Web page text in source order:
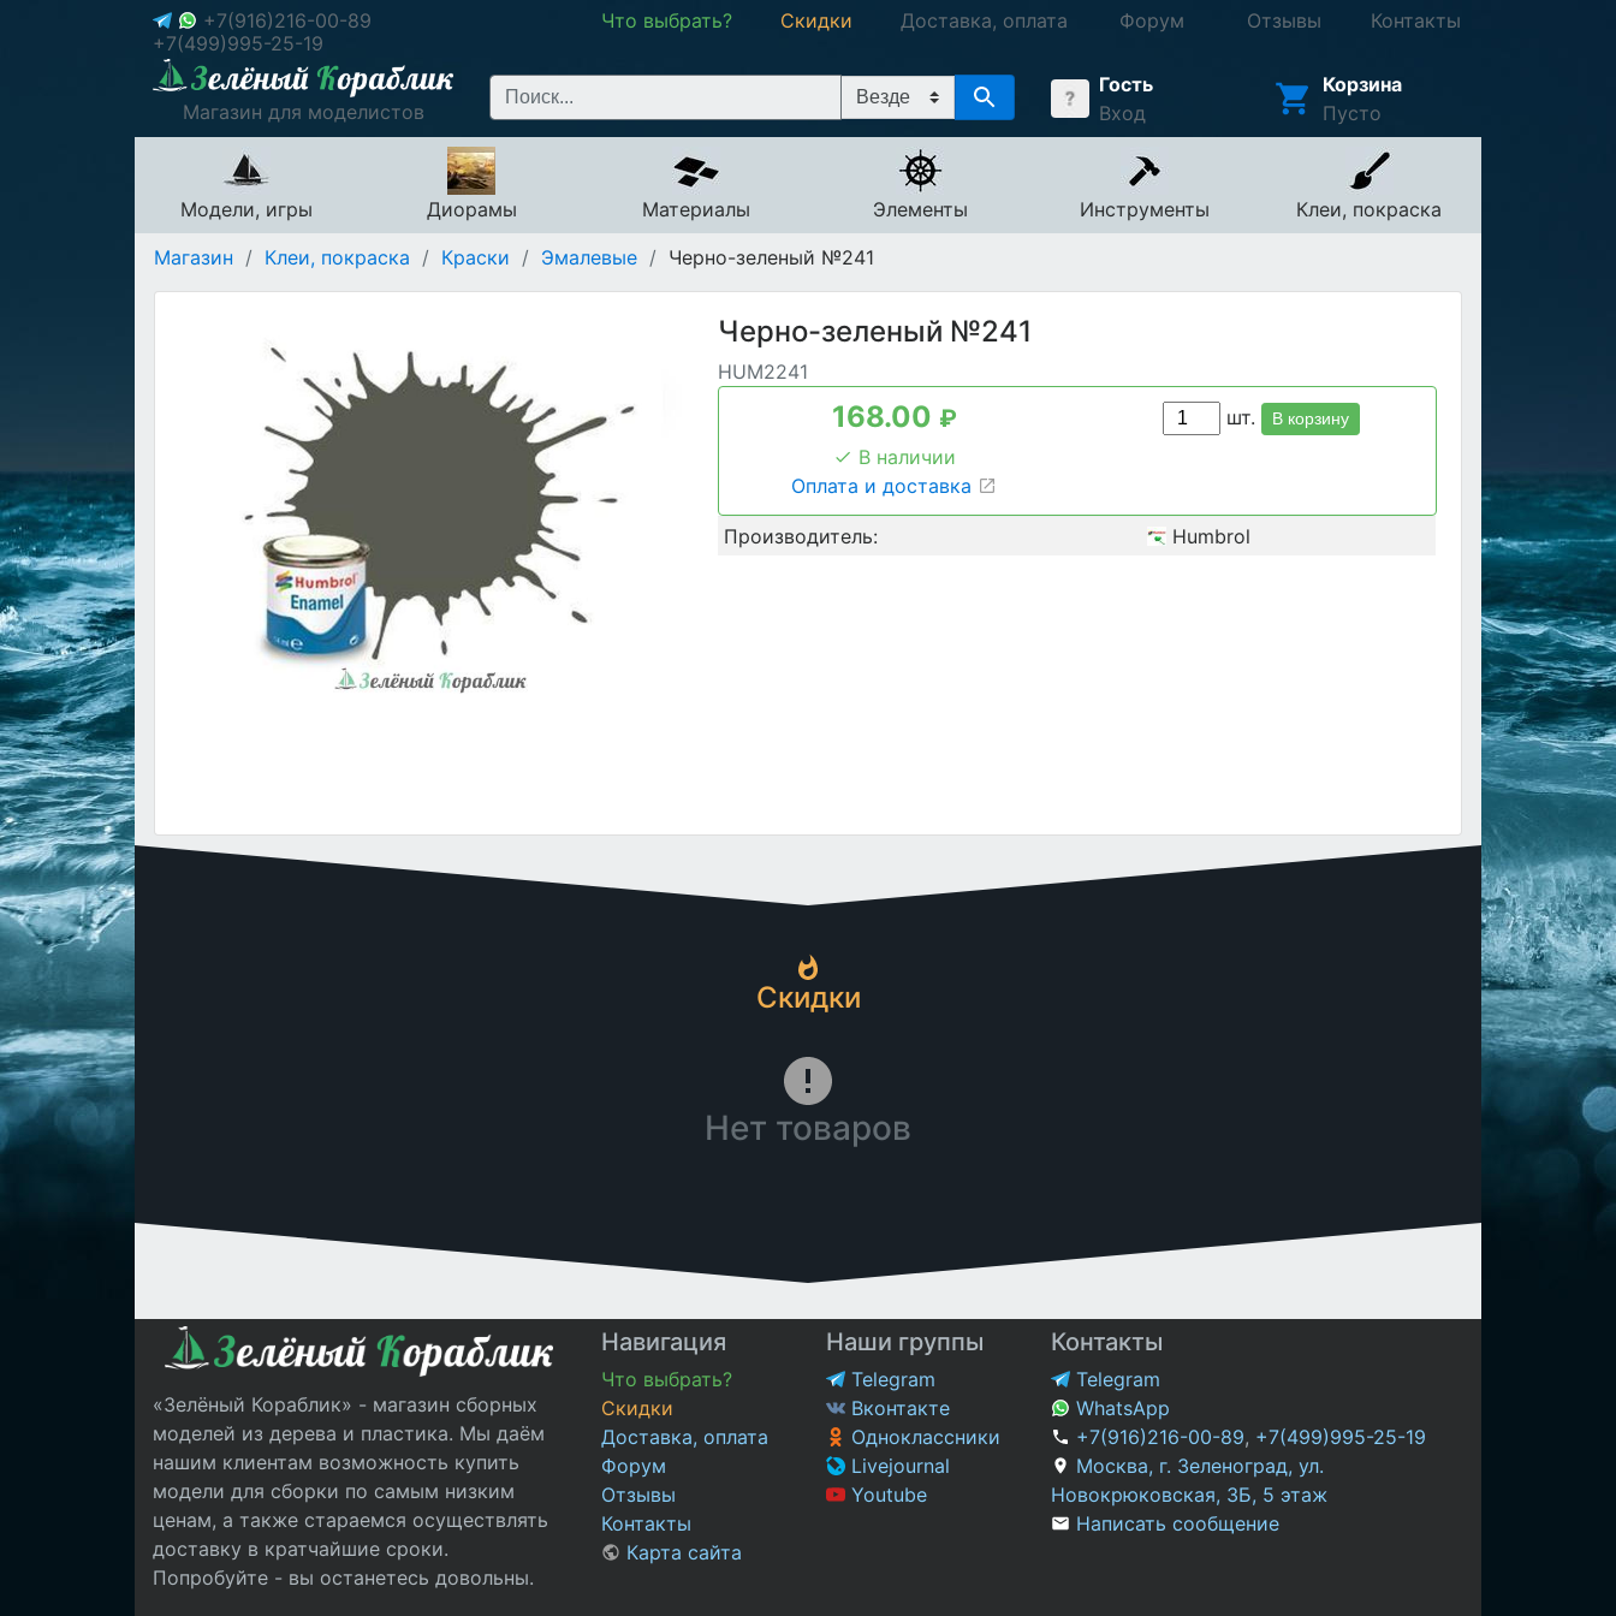
+7(916)216-00-89
+7(499)995-25-19
Что выбрать? Скидки Доставка, оплата Форум Отзывы Контакты
Магазин для моделистов
Гость
Вход
Корзина
Пусто
Модели, игры Диорамы Материалы Элементы Инструменты
Клеи, покраска
Магазин / Клеи, покраска / Краски / Эмалевые / Черно-зеленый №241
Черно-зеленый №241
HUM2241
168.00 ₽
В наличии
Оплата и доставка
шт. В корзину
Производитель: Humbrol
Скидки
Нет товаров
«Зелёный Кораблик» - магазин сборных
моделей из дерева и пластика. Мы даём
нашим клиентам возможность купить
модели для сборки по самым низким
ценам, а также стараемся осуществлять
доставку в кратчайшие сроки.
Попробуйте - вы останетесь довольны.
Навигация
Что выбрать?
Скидки
Доставка, оплата
Форум
Отзывы
Контакты
Карта сайта
Наши группы
Telegram
Вконтакте
Одноклассники
Livejournal
Youtube
Контакты
Telegram
WhatsApp
+7(916)216-00-89, +7(499)995-25-19
Москва, г. Зеленоград, ул.
Новокрюковская, 3Б, 5 этаж
Написать сообщение